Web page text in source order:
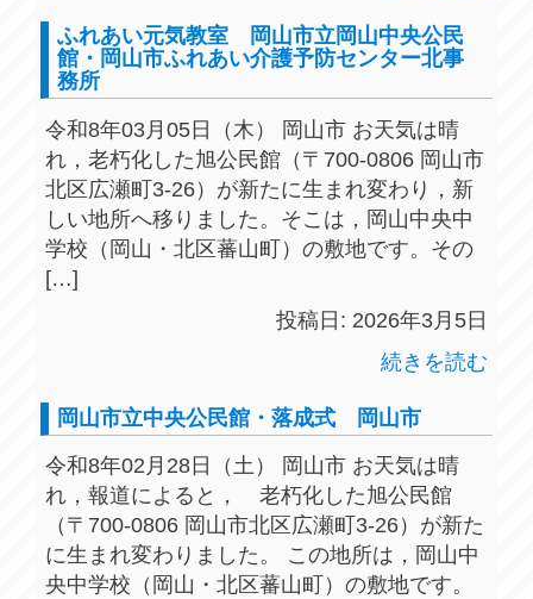
ふれあい元気教室 岡山市立岡山中央公民
館・岡山市ふれあい介護予防センター北事
務所
令和8年03月05日（木） 岡山市 お天気は晴
れ，老朽化した旭公民館（〒700-0806 岡山市
北区広瀬町3-26）が新たに生まれ変わり，新
しい地所へ移りました。そこは，岡山中央中
学校（岡山・北区蕃山町）の敷地です。その
[…]
投稿日: 2026年3月5日
続きを読む
岡山市立中央公民館・落成式 岡山市
令和8年02月28日（土） 岡山市 お天気は晴
れ，報道によると， 老朽化した旭公民館
（〒700-0806 岡山市北区広瀬町3-26）が新た
に生まれ変わりました。 この地所は，岡山中
央中学校（岡山・北区蕃山町）の敷地です。